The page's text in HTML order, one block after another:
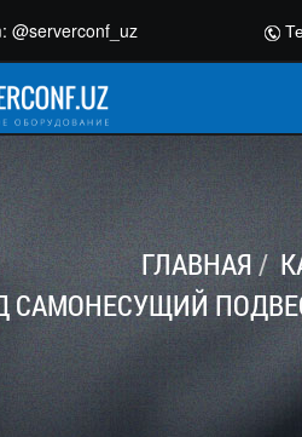
@serverconf_uz
ГЛАВНАЯ
CАМОНЕСУЩИЙ